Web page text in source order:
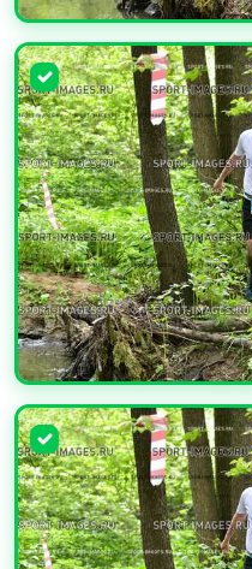
УВЕЛИЧИТЬ
УВЕЛИЧИТЬ